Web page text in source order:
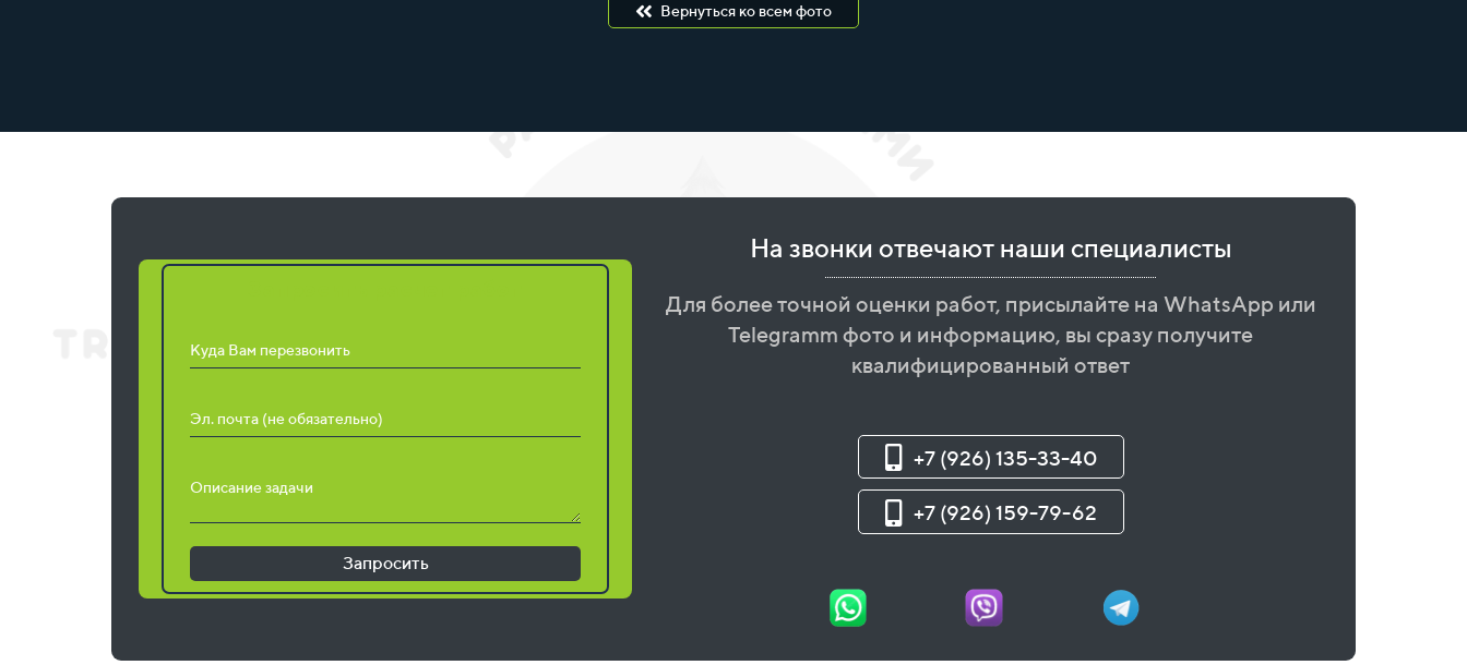
Вернуться ко всем фото
Куда Вам перезвонить
Эл. почта (не обязательно)
Описание задачи
Запросить
На звонки отвечают наши специалисты
Для более точной оценки работ, присылайте на WhatsApp или
Telegramm фото и информацию, вы сразу получите
квалифицированный ответ
+7 (926) 135-33-40
+7 (926) 159-79-62